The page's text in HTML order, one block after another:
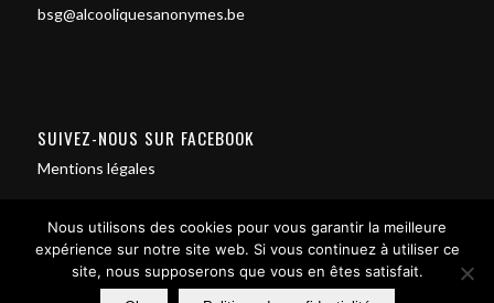
bsg@alcooliquesanonymes.be
SUIVEZ-NOUS SUR FACEBOOK
Mentions légales
Nous utilisons des cookies pour vous garantir la meilleure
expérience sur notre site web. Si vous continuez à utiliser ce
site, nous supposerons que vous en êtes satisfait.
Contact us